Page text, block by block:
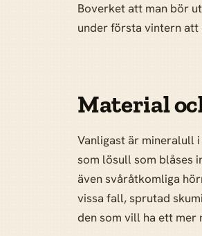
Boverket att man bör
under första vintern
Material
Vanligast är mineralull
som lösull som blåses
även svåråtkomliga
vissa fall, sprutad
den som vill ha ett